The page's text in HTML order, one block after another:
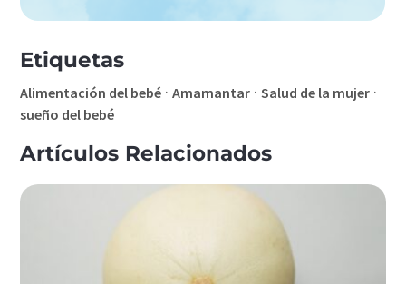
Etiquetas
Alimentación del bebé ·Amamantar ·Salud de la mujer ·
sueño del bebé
Artículos Relacionados